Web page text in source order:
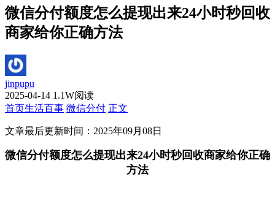
微信分付额度怎么提现出来24小时秒回收
商家给你正确方法
jinpupu
2025-04-14 1.1W阅读
首页生活百事 微信分付 正文
文章最后更新时间： 2025年09月08日
微信分付额度怎么提现出来24小时秒回收商家给你正确
方法